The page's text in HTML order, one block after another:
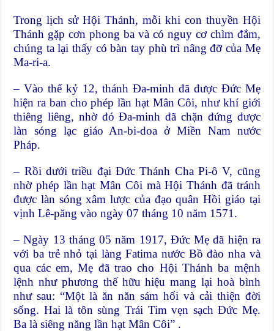
Trong lịch sử Hội Thánh, mỗi khi con thuyền Hội
Thánh gặp cơn phong ba và có nguy cơ chìm đắm,
chúng ta lại thấy có bàn tay phù trì nâng đỡ của Mẹ
Ma-ri-a.
– Vào thế kỷ 12, thánh Đa-minh đã được Đức Mẹ
hiện ra ban cho phép lần hạt Mân Côi, như khí giới
thiêng liêng, nhờ đó Đa-minh đã chặn đứng được
làn sóng lạc giáo An-bi-doa ở Miền Nam nước
Pháp.
– Rồi dưới triều đại Đức Thánh Cha Pi-ô V, cũng
nhờ phép lần hạt Mân Côi mà Hội Thánh đã tránh
được làn sóng xâm lược của đạo quân Hồi giáo tại
vịnh Lê-păng vào ngày 07 tháng 10 năm 1571.
– Ngày 13 tháng 05 năm 1917, Đức Mẹ đã hiện ra
với ba trẻ nhỏ tại làng Fatima nước Bồ đào nha và
qua các em, Mẹ đã trao cho Hội Thánh ba mệnh
lệnh như phương thế hữu hiệu mang lại hoà bình
như sau: “Một là ăn năn sám hối và cải thiện đời
sống. Hai là tôn sùng Trái Tim vẹn sạch Đức Mẹ.
Ba là siêng năng lần hạt Mân Côi” .